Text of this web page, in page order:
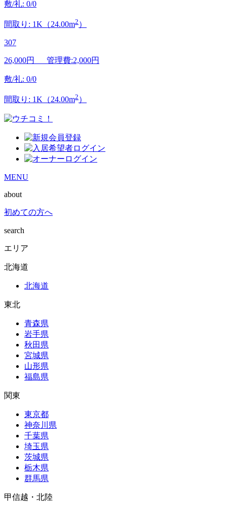
敷/礼: 0/0
間取り: 1K（24.00m2 ）
307
26,000円 管理費:2,000円
敷/礼: 0/0
間取り: 1K（24.00m2 ）
MENU
about
初めての方へ
search
エリア
北海道
北海道
東北
青森県
岩手県
秋田県
宮城県
山形県
福島県
関東
東京都
神奈川県
千葉県
埼玉県
茨城県
栃木県
群馬県
甲信越・北陸